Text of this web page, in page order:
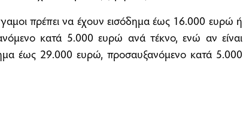
πρέπει να έχουν εισόδημα έως 16.000 ευρώ ή
κατά 5.000 ευρώ ανά τέκνο, ενώ αν είναι
έως 29.000 ευρώ, προσαυξανόμενο κατά 5.000